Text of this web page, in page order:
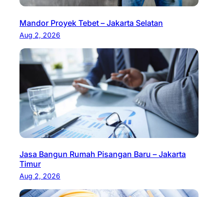
Mandor Proyek Tebet – Jakarta Selatan
Aug 2, 2026
Jasa Bangun Rumah Pisangan Baru – Jakarta
Timur
Aug 2, 2026